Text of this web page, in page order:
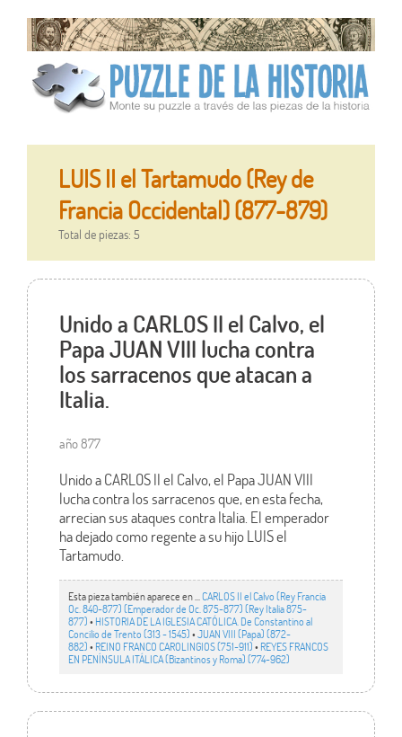
LUIS II el Tartamudo (Rey de
Francia Occidental) (877-879)
Total de piezas: 5
Unido a CARLOS II el Calvo, el
Papa JUAN VIII lucha contra
los sarracenos que atacan a
Italia.
año 877
Unido a CARLOS II el Calvo, el Papa JUAN VIII
lucha contra los sarracenos que, en esta fecha,
arrecian sus ataques contra Italia. El emperador
ha dejado como regente a su hijo LUIS el
Tartamudo.
Esta pieza también aparece en ... CARLOS II el Calvo (Rey Francia
Oc. 840-877) (Emperador de Oc. 875-877) (Rey Italia 875-
877)• HISTORIA DE LA IGLESIA CATÓLICA. De Constantino al
Concilio de Trento (313 - 1545)•JUAN VIII (Papa) (872-
882)• REINO FRANCO CAROLINGIOS (751-911)• REYES FRANCOS
EN PENÍNSULA ITÁLICA (Bizantinos y Roma) (774-962)